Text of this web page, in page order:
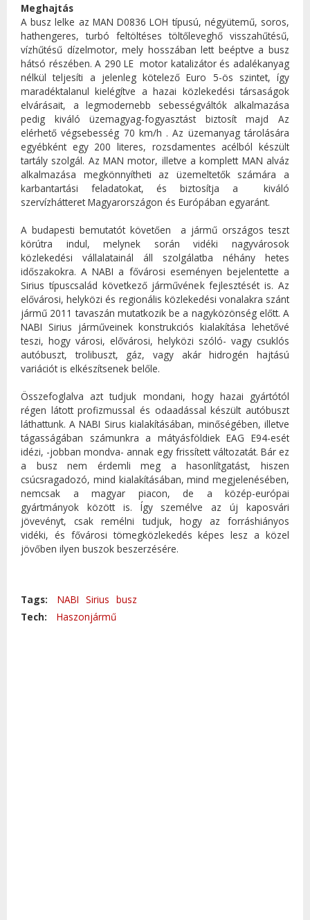
Meghajtás
A busz lelke az MAN D0836 LOH típusú, négyütemű, soros,
hathengeres, turbó feltöltéses töltőleveghő visszahűtésű,
vízhűtésű dízelmotor, mely hosszában lett beéptve a busz
hátsó részében. A 290 LE motor katalizátor és adalékanyag
nélkül teljesíti a jelenleg kötelező Euro 5-ös szintet, így
maradéktalanul kielégítve a hazai közlekedési társaságok
elvárásait, a legmodernebb sebességváltók alkalmazása
pedig kiváló üzemagyag-fogyasztást biztosít majd Az
elérhető végsebesség 70 km/h . Az üzemanyag tárolására
egyébként egy 200 literes, rozsdamentes acélból készült
tartály szolgál. Az MAN motor, illetve a komplett MAN alváz
alkalmazása megkönnyítheti az üzemeltetők számára a
karbantartási feladatokat, és biztosítja a kiváló
szervízhátteret Magyarországon és Európában egyaránt.
A budapesti bemutatót követően a jármű országos teszt
körútra indul, melynek során vidéki nagyvárosok
közlekedési vállalatainál áll szolgálatba néhány hetes
időszakokra. A NABI a fővárosi eseményen bejelentette a
Sirius típuscsalád következő járművének fejlesztését is. Az
elővárosi, helyközi és regionális közlekedési vonalakra szánt
jármű 2011 tavaszán mutatkozik be a nagyközönség előtt. A
NABI Sirius járműveinek konstrukciós kialakítása lehetővé
teszi, hogy városi, elővárosi, helyközi szóló- vagy csuklós
autóbuszt, trolibuszt, gáz, vagy akár hidrogén hajtású
variációt is elkészítsenek belőle.
Összefoglalva azt tudjuk mondani, hogy hazai gyártótól
régen látott profizmussal és odaadással készült autóbuszt
láthattunk. A NABI Sirus kialakításában, minőségében, illetve
tágasságában számunkra a mátyásföldiek EAG E94-esét
idézi, -jobban mondva- annak egy frissített változatát. Bár ez
a busz nem érdemli meg a hasonlítgatást, hiszen
csúcsragadozó, mind kialakításában, mind megjelenésében,
nemcsak a magyar piacon, de a közép-európai
gyártmányok között is. Így személve az új kaposvári
jövevényt, csak remélni tudjuk, hogy az forráshiányos
vidéki, és fővárosi tömegközlekedés képes lesz a közel
jövőben ilyen buszok beszerzésére.
Tags: NABI Sirius busz
Tech:
Haszonjármű